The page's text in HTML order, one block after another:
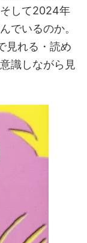
して2024年
でいるのか。
見れる・読め
識しながら見